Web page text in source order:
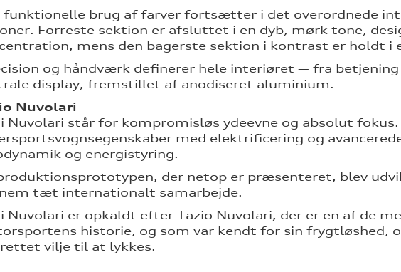
funktionelle brug af farver fortsætter i det overordnede
Forreste sektion er afsluttet i en dyb, mørk tone,
mens den bagerste sektion i kontrast er holdt i
og håndværk definerer hele interiøret — fra
display, fremstillet af anodiseret aluminium.
Nuvolari
Nuvolari står for kompromisløs ydeevne og absolut
med elektrificering og
og energistyring.
der netop er præsenteret, blev
tæt internationalt samarbejde.
Nuvolari er opkaldt efter Tazio Nuvolari, der er en af de
historie, og som var kendt for sin frygtløshed,
vilje til at lykkes.